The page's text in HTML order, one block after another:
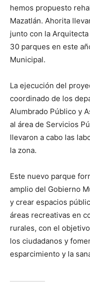
hemos propuesto
Mazatlán. Ahorita
junto con la
30 parques en este
Municipal.
La ejecución del
coordinado de los
Alumbrado Público y
al área de Servicios
llevaron a cabo las
la zona.
Este nuevo parque
amplio del Gobierno
y crear espacios
áreas recreativas en
rurales, con el
los ciudadanos y
esparcimiento y la